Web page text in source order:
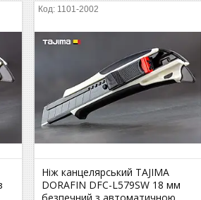
1101-2002
Ніж канцелярський TAJIMA
DORAFIN DFC-L579SW 18 мм